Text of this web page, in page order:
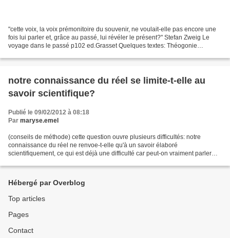
"cette voix, la voix prémonitoire du souvenir, ne voulait-elle pas encore une
fois lui parler et, grâce au passé, lui révéler le présent?" Stefan Zweig Le
voyage dans le passé p102 ed.Grasset Quelques textes: Théogonie
notre connaissance du réel se limite-t-elle au
savoir scientifique?
Publié le 09/02/2012 à 08:18
Par maryse.emel
(conseils de méthode) cette question ouvre plusieurs difficultés: notre
connaissance du réel ne renvoe-t-elle qu'à un savoir élaboré
scientifiquement, ce qui est déjà une difficulté car peut-on vraiment parler
Hébergé par Overblog
Top articles
Pages
Contact